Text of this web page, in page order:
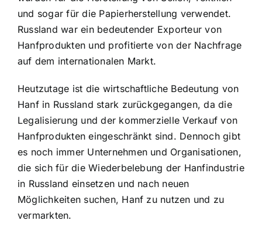
und sogar für die Papierherstellung verwendet.
Russland war ein bedeutender Exporteur von
Hanfprodukten und profitierte von der Nachfrage
auf dem internationalen Markt.
Heutzutage ist die wirtschaftliche Bedeutung von
Hanf in Russland stark zurückgegangen, da die
Legalisierung und der kommerzielle Verkauf von
Hanfprodukten eingeschränkt sind. Dennoch gibt
es noch immer Unternehmen und Organisationen,
die sich für die Wiederbelebung der Hanfindustrie
in Russland einsetzen und nach neuen
Möglichkeiten suchen, Hanf zu nutzen und zu
vermarkten.